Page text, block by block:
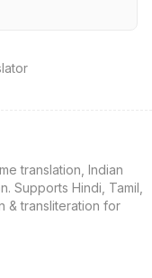
translation, Indian
Supports Hindi, Tamil,
& transliteration for